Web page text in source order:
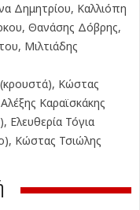
Δημητρίου, Καλλιόπη
Θανάσης Δόβρης,
Μιλτιάδης
Κώστας
Καραϊσκάκης
Τόγια
Κώστας Τσιώλης